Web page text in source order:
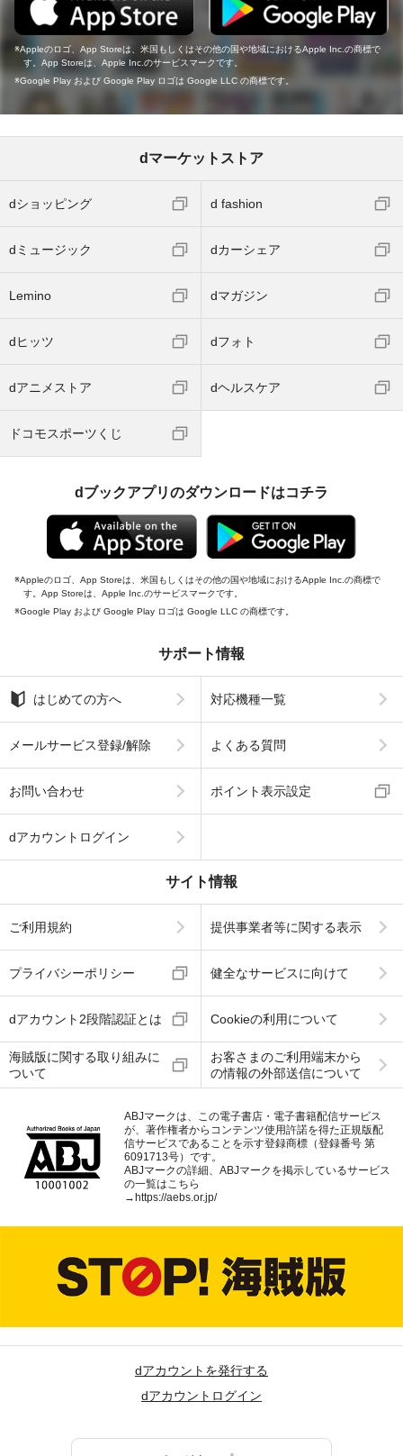
Appleのロゴ、App Storeは、米国もしくはその他の国や地域におけるApple Inc.の商標で
す。App Storeは、Apple Inc.のサービスマークです。
Google Play および Google Play ロゴは Google LLC の商標です。
dマーケットストア
dショッピング d fashion
dミュージック dカーシェア
Lemino dマガジン
dヒッツ dフォト
dアニメストア dヘルスケア
ドコモスポーツくじ
dブックアプリのダウンロードはコチラ
Appleのロゴ、App Storeは、米国もしくはその他の国や地域におけるApple Inc.の商標で
す。App Storeは、Apple Inc.のサービスマークです。
Google Play および Google Play ロゴは Google LLC の商標です。
サポート情報
はじめての方へ 対応機種一覧
メールサービス登録/解除 よくある質問
お問い合わせ ポイント表示設定
dアカウントログイン
サイト情報
ご利用規約 提供事業者等に関する表示
プライバシーポリシー 健全なサービスに向けて
dアカウント2段階認証とは Cookieの利用について
海賊版に関する取り組みに
ついて
お客さまのご利用端末から
の情報の外部送信について
ABJマークは、この電子書店・電子書籍配信サービス
が、著作権者からコンテンツ使用許諾を得た正規版配
信サービスであることを示す登録商標（登録番号 第
6091713号）です。
ABJマークの詳細、ABJマークを掲示しているサービス
の一覧はこちら
→ https://aebs.or.jp/
dアカウントを発行する
dアカウントログイン